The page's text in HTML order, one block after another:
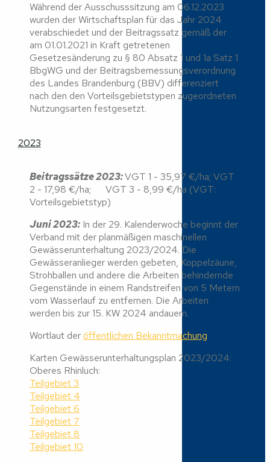
Während der Ausschusssitzung am 06.12.2023
wurden der Wirtschaftsplan für das Jahr 2024
verabschiedet und der Beitragssatz gemäß der
am 01.01.2021 in Kraft getretenen
Gesetzesänderung zu § 80 Absatz 1 und 1a Satz 1
BbgWG und der Beitragsbemessungsverordnung
des Landes Brandenburg (BBV) differenziert
nach den den Vorteilsgebietstypen zugeordneten
Nutzungsarten festgesetzt.
2023
Beitragssätze 2023:VGT 1 - 35,97 €/ha; VGT
2 - 17,98 €/ha; VGT 3 - 8,99 €/ha (VGT:
Vorteilsgebietstyp)
Juni 2023: In der 29. Kalenderwoche beginnt der
Verband mit der planmäßigen maschinellen
Gewässerunterhaltung 2023/2024. Die
Gewässeranlieger werden gebeten, Koppelzäune,
Strohballen und andere die Arbeiten behindernde
Gegenstände in einem Randstreifen von 5 Metern
vom Wasserlauf zu entfernen. Die Arbeiten
werden bis zur 15. KW 2024 andauern.
Wortlaut deröffentlichen Bekanntmachung
Karten Gewässerunterhaltungsplan 2023/2024:
Oberes Rhinluch:
Teilgebiet 3
Teilgebiet 4
Teilgebiet 6
Teilgebiet 7
Teilgebiet 8
Teilgebiet 10